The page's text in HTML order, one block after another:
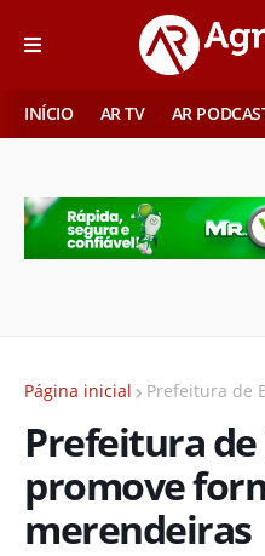
INÍCIO AR TV AR
Página inicial Prefeitura de
Prefeitura
promove
merendeiras